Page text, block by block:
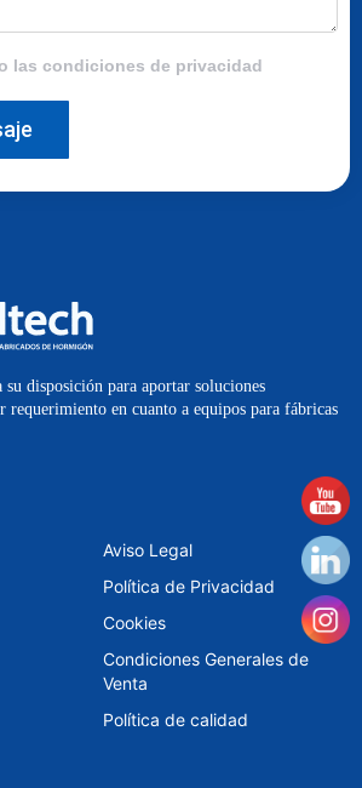
las condiciones de privacidad
su disposición para aportar soluciones
requerimiento en cuanto a equipos para fábricas
Aviso Legal
Política de Privacidad
Cookies
Condiciones Generales de
Venta
Política de calidad